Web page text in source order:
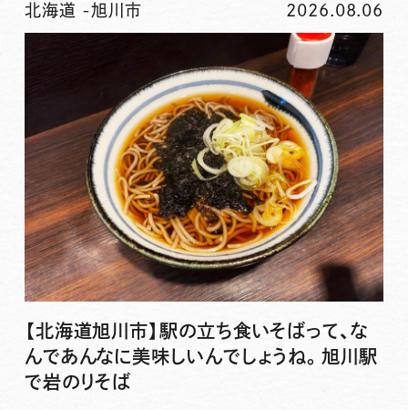
北海道 -旭川市 2026.08.06
【北海道旭川市】駅の立ち食いそばって、な
んであんなに美味しいんでしょうね。旭川駅
で岩のりそば